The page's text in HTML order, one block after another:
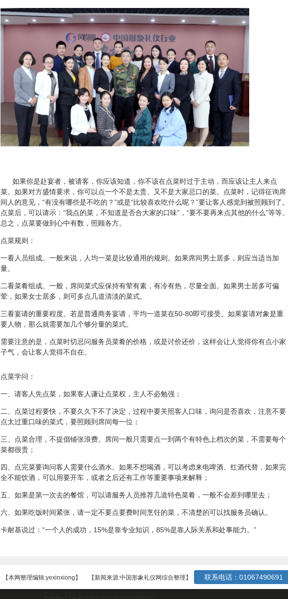
如果你是赴宴者，被请客，你应该知道，你不该在点菜时过于主动，而应该让主人来点
菜。如果对方盛情要求，你可以点一个不是太贵、又不是大家忌口的菜。点菜时，记得征询席
间人的意见，“有没有哪些是不吃的？”或是“比较喜欢吃什么呢？”要让客人感觉到被照顾到了。
点菜后，可以请示：“我点的菜，不知道是否合大家的口味”，“要不要再来点其他的什么”等等。
总之，点菜要做到心中有数，照顾各方。
点菜规则：
一看人员组成。一般来说，人均一菜是比较通用的规则。如果席间男士居多，则应当适当加
量。
二看菜肴组成。一般，席间菜式应保持有荤有素，有冷有热，尽量全面。如果男士居多可偏
荤，如果女士居多，则可多点几道清淡的菜式。
三看宴请的重要程度。若是普通商务宴请，平均一道菜在50-80即可接受。如果宴请对象是重
要人物，那么就需要加几个够分量的菜式。
需要注意的是，点菜时切忌问服务员菜肴的价格，或是讨价还价，这样会让人觉得你有点小家
子气，会让客人觉得不自在。
点菜学问：
一、请客人先点菜，如果客人谦让点菜权，主人不必勉强；
二、点菜过程要快，不要久久下不了决定，过程中要关照客人口味，询问是否喜欢，注意不要
点太过重口味的菜式，要照顾到席间每一位；
三、点菜合理，不提倡铺张浪费。席间一般只需要点一到两个有特色上档次的菜，不需要每个
菜都很贵；
四、点完菜要询问客人需要什么酒水。如果不想喝酒，可以考虑来电啤酒、红酒代替，如果完
全不能饮酒，可以用要开车，或者之后还有工作等重要事项来解释；
五、如果是第一次去的餐馆，可以请服务人员推荐几道特色菜肴，一般不会差到哪里去；
六、如果吃饭时间紧张，请一定不要点要费时间烹饪的菜，不清楚的可以找服务员确认。
卡耐基说过：“一个人的成功，15%是靠专业知识，85%是靠人际关系和处事能力。”
【本网整理编辑:yexinxiong】 【新闻来源:中国形象礼仪网综合整理】 联系电话：01067490691